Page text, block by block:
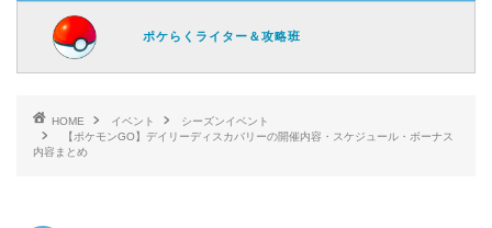
ポケらくライター＆攻略班
HOME イベント
シーズンイベント
【ポケモンGO】デイリーディスカバリーの開催内容・スケジュール・ボーナス
内容まとめ